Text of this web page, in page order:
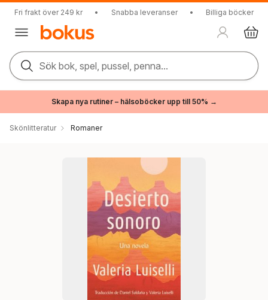
Fri frakt över 249 kr • Snabba leveranser • Billiga böcker
Sök bok, spel, pussel, penna...
Skapa nya rutiner – hälsoböcker upp till 50% →
Skönlitteratur Romaner